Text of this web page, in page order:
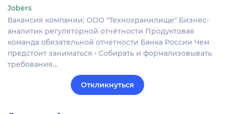
Jobers
Вакансия компании: ООО "Технохранилище" Бизнес-
аналитик регуляторной отчётности Продуктовая
команда обязательной отчётности Банка России Чем
предстоит заниматься • Собирать и формализовывать
требования…
Откликнуться